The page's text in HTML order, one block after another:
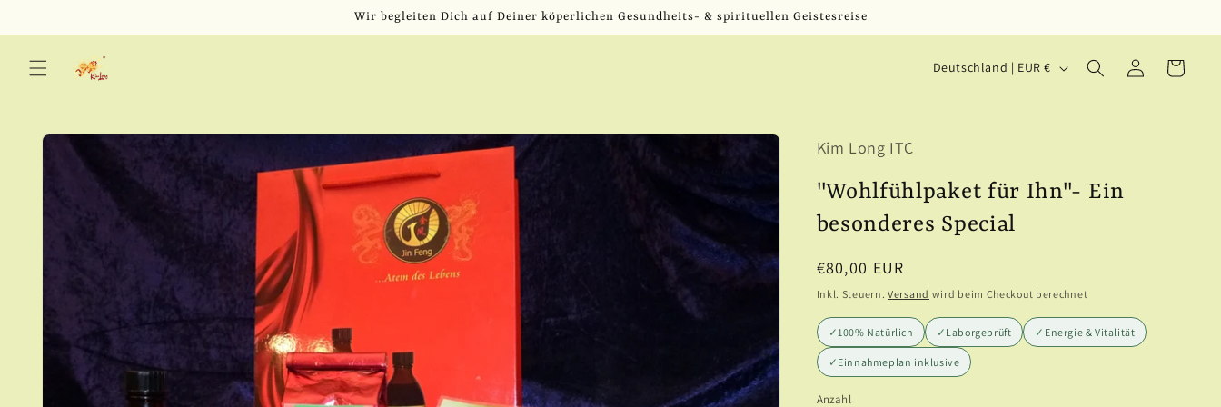
Inhalt
Wir begleiten Dich auf Deiner köperlichen Gesundheits- & spirituellen Geistesreise
L
/
R
o
n
Deutschland | EUR € EinloggenWarenkorb
Zu
Produktinformationen
Kim Long ITC
"Wohlfühlpaket für Ihn"- Ein
besonderes Special
Normaler
Preis
€80,00 EUR
Inkl. Steuern.Versand wird beim Checkout berechnet
✓100% Natürlich ✓ Laborgeprüft ✓ Energie & Vitalität
✓ Einnahmeplan inklusive
Anzahl
Anzahl